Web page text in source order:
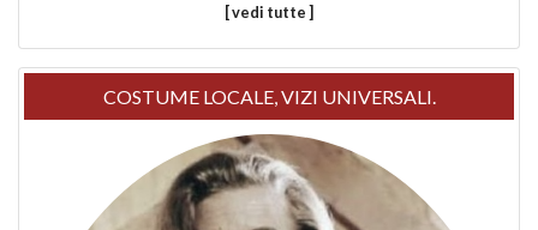
[ vedi tutte ]
COSTUME LOCALE, VIZI UNIVERSALI.